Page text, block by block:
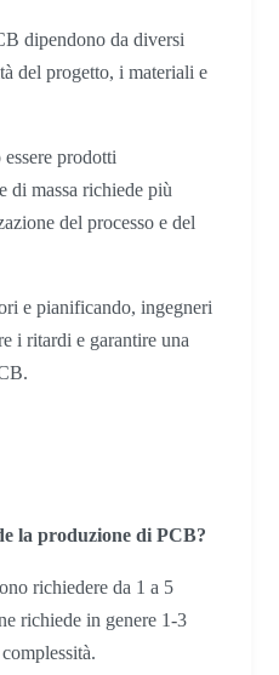
dipendono da diversi
del progetto, i materiali e
prodotti
di massa richiede più
del processo e del
e pianificando, ingegneri
i ritardi e garantire una
la produzione di PCB?
richiedere da 1 a 5
richiede in genere 1-3